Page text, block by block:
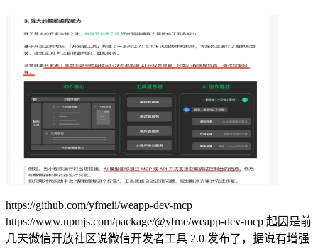
https://github.com/yfmeii/weapp-dev-mcp
https://www.npmjs.com/package/@yfme/weapp-dev-mcp 起因是前
几天微信开放社区说微信开发者工具 2.0 发布了，据说有增强